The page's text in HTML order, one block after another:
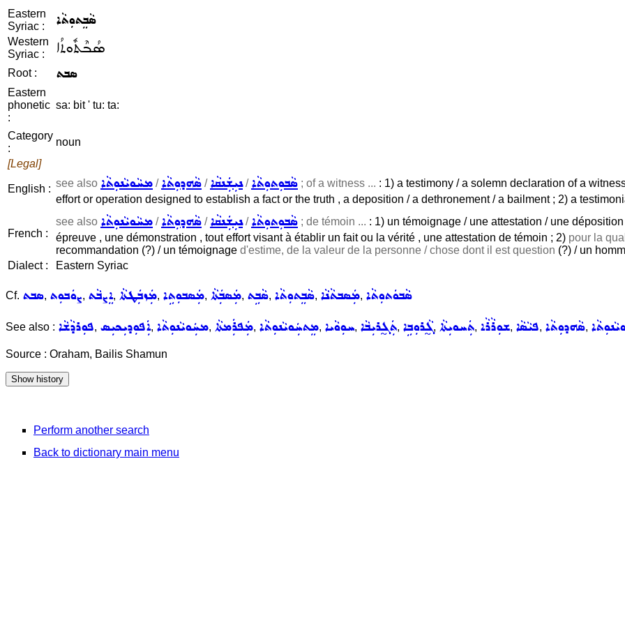
Eastern
Syriac :
ܣܵܒܸܬܘܼܬܵܐ
Western
Syriac :
ܣܳܒܶܬܽܘܬܳܐ
Root : ܣܒܬ
Eastern
phonetic
:
sa: bit ' tu: ta:
Category
:
noun
[Legal]
English : see also ܡܚܵܘܝܵܢܘܼܬܵܐ /ܣܵܗܕܘܼܬܵܐ /ܢܝܼܫܲܢܩܵܐ/ܣܵܒܘܼܬܘܼܬܵܐ ; of a witness ... : 1) a testimony / a solemn declaration of a
effort or operation designed to establish a fact or the truth , a deposition / a dethronement / a bailment ; 2) a
French :
see also ܡܚܵܘܝܵܢܘܼܬܵܐ /ܣܵܗܕܘܼܬܵܐ /ܢܝܼܫܲܢܩܵܐ/ܣܵܒܘܼܬܘܼܬܵܐ ; de témoin ... : 1) un témoignage / une attestation / une
épreuve , une démonstration , tout effort visant à établir un fait ou la vérité , une attestation de témoin ; 2) pour la
recommandation (?) / un témoignage d'estime, de la valeur de la personne / chose dont il est question (?) / un
Dialect :
Eastern Syriac
Cf. ܣܒܬ, ܨܘܿܒܘܼܬ, ܐܸܨܒܵܬ, ܡܲܙܒܲܛܬܵܐ, ܡܲܣܒܘܼܬܹܐ, ܡܲܣܒܲܬܵܐ, ܣܵܒܹܬ, ܣܵܒܸܬܘܼܬܵܐ, ܡܲܣܒܬܵܢܵܐ, ܣܵܒܘܿܬܘܼܬܵܐ
See also : ܦܘܼܪܕܵܫܵܐ, ܐܲܦܘܼܕܝܼܟܝܼܣ, ܡܚܲܘܝܵܢܘܼܬܵܐ, ܡܲܦܪܲܡܬܵܐ, ܡܸܬܚܲܘܝܵܢܘܼܬܵܐ, ܚܘܼܘܵܝܐ, ܬܲܓ̰ܪܝܼܒܵܐ, ܓ̰ܵܪܘܼܒܹܐ, ܬܲܚܘܝܼܬܵܐ, ܫܘܼܪܵܪܵܐ, ܦܝܵܣܵܐ, ܣܵܗܕܘܼܬܵܐ,
Source : Oraham, Bailis Shamun
Perform another search
Back to dictionary main menu